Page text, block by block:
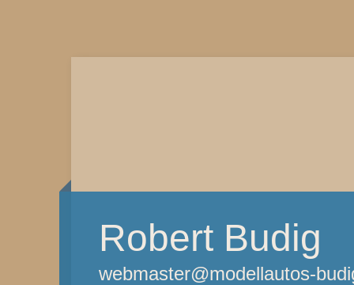
Robert Budig
webmaster@modellautos-